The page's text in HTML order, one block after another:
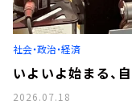
社会・政治・経済
いよいよ始まる、
2026.07.18